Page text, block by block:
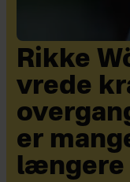
Rikke
vrede
er
længere